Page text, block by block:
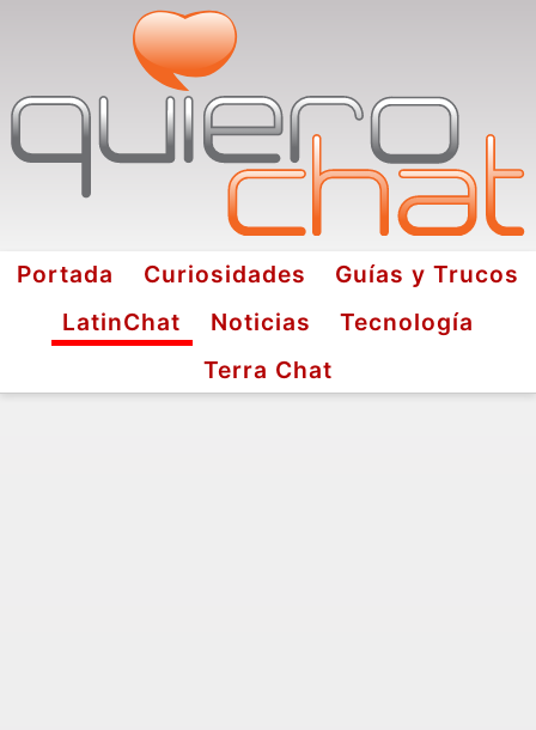
Portada Curiosidades
Guías y Trucos
LatinChat
Noticias
Tecnología
Terra Chat